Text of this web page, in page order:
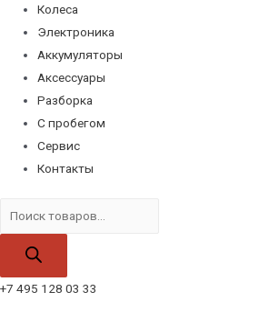
Колеса
Электроника
Аккумуляторы
Аксессуары
Разборка
С пробегом
Сервис
Контакты
товаров
+7 495 128 03 33